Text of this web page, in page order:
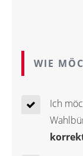
WIE
Ich